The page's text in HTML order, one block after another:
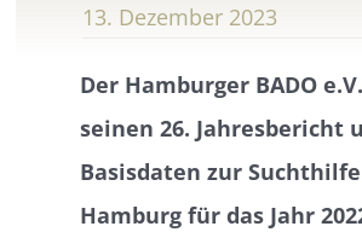
Bado e.V.
Kontakt
13. Dezember 2023
Der Hamburger BADO
seinen 26. Jahresbericht
Basisdaten zur
Hamburg für das Jahr